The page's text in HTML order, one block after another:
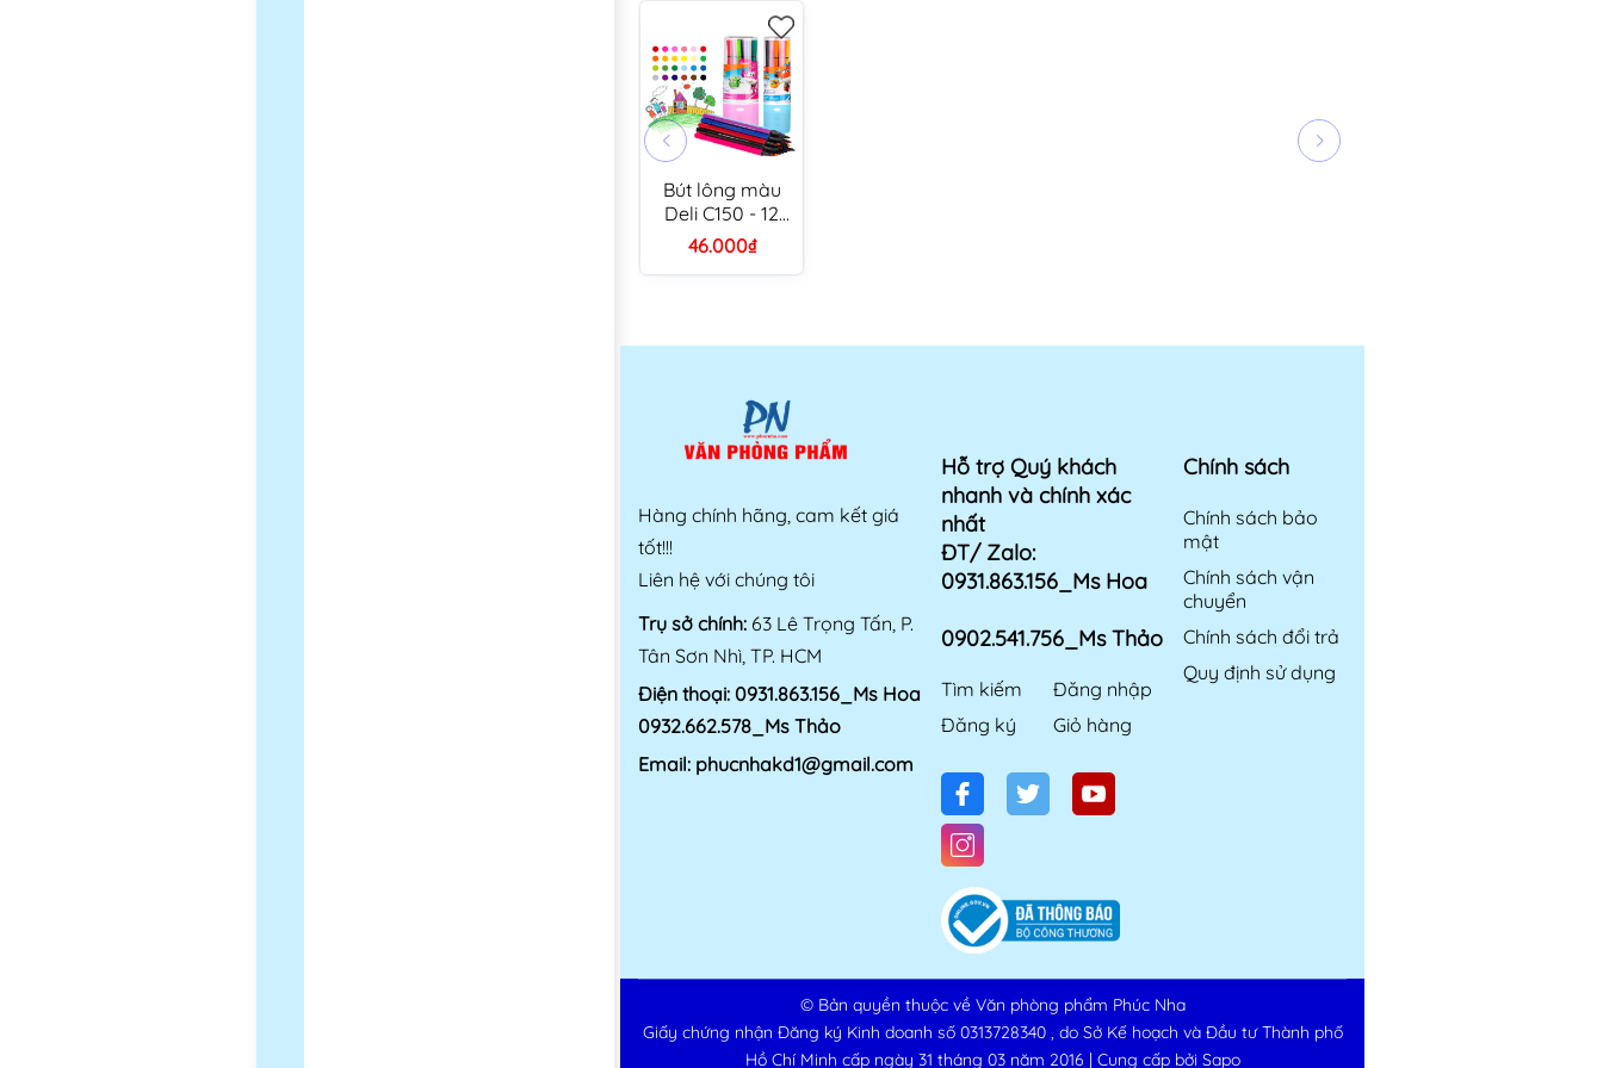
Bút lông màu
Deli C150 - 12
màu/ 18 màu/
24 màu
46.000₫
Hàng chính hãng, cam kết giá
tốt!!!
Liên hệ với chúng tôi
Trụ sở chính: 63 Lê Trọng Tấn, P.
Tân Sơn Nhì, TP. HCM
Điện thoại: 0931.863.156_Ms Hoa
0932.662.578_Ms Thảo
Email: phucnhakd1@gmail.com
Hỗ trợ Quý khách
nhanh và chính xác
nhất
ĐT/ Zalo:
0931.863.156_Ms Hoa
0902.541.756_Ms Thảo
Tìm kiếm
Đăng nhập
Đăng ký
Giỏ hàng
Chính sách
Chính sách bảo
mật
Chính sách vận
chuyển
Chính sách đổi trả
Quy định sử dụng
© Bản quyền thuộc về Văn phòng phẩm Phúc Nha
Giấy chứng nhận Đăng ký Kinh doanh số 0313728340 , do Sở Kế hoạch và Đầu tư Thành phố
Hồ Chí Minh cấp ngày 31 tháng 03 năm 2016 | Cung cấp bởi Sapo